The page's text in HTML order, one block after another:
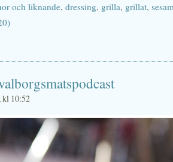
och liknande, dressing, grilla, grillat,
kl 10:52